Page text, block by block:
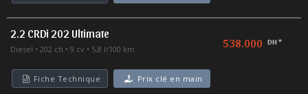
2.2 CRDi 202 Ultimate
Diesel 202 ch 9 cv 5,8 l/100 km 538.000 DH *
Fiche Technique Prix clé en main